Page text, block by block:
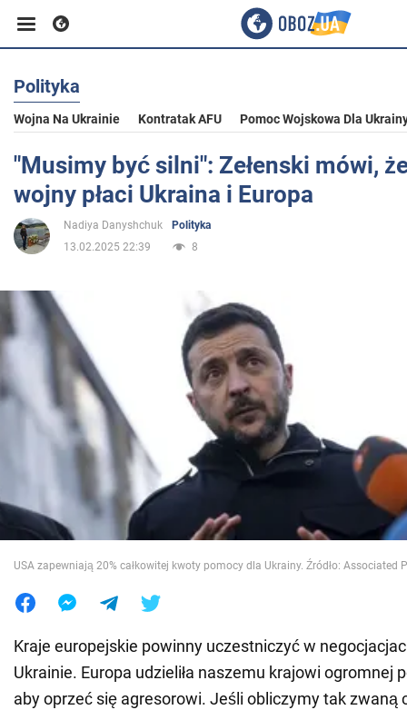
Biznes
Sport
Rozrywka
Polityka
Społeczeństwo
Wojna na Ukrainie
Świat
Jedzenie
Polityka
Wojna Na Ukrainie Kontratak AFU Pomoc Wojskowa Dla
"Musimy być silni": Zełenski mówi,
wojny płaci Ukraina i Europa
Nadiya Danyshchuk
Polityka
13.02.2025 22:39
8
USA zapewniają 20% całkowitej kwoty pomocy dla Ukrainy. Źródło: Associated
Kraje europejskie powinny uczestniczyć w
Ukrainie. Europa udzieliła naszemu krajowi ogromnej
aby oprzeć się agresorowi. Jeśli obliczymy tak zwaną